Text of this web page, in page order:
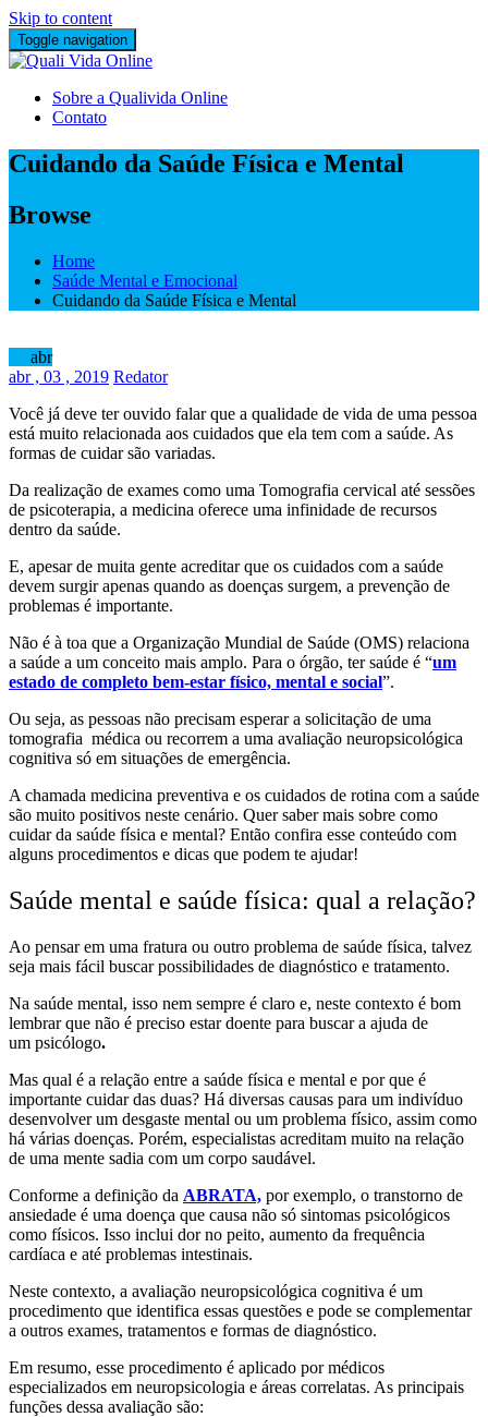
Skip to content
Toggle navigation
Sobre a Qualivida Online
Contato
Cuidando da Saúde Física e Mental
Browse
Home
Saúde Mental e Emocional
Cuidando da Saúde Física e Mental
abr
abr, 03 , 2019 Redator
Você já deve ter ouvido falar que a qualidade de vida de uma pessoa
está muito relacionada aos cuidados que ela tem com a saúde. As
formas de cuidar são variadas.
Da realização de exames como uma Tomografia cervical até sessões
de psicoterapia, a medicina oferece uma infinidade de recursos
dentro da saúde.
E, apesar de muita gente acreditar que os cuidados com a saúde
devem surgir apenas quando as doenças surgem, a prevenção de
problemas é importante.
Não é à toa que a Organização Mundial de Saúde (OMS) relaciona
a saúde a um conceito mais amplo. Para o órgão, ter saúde é “um
estado de completo bem-estar físico, mental e social”.
Ou seja, as pessoas não precisam esperar a solicitação de uma
tomografia médica ou recorrem a uma avaliação neuropsicológica
cognitiva só em situações de emergência.
A chamada medicina preventiva e os cuidados de rotina com a saúde
são muito positivos neste cenário. Quer saber mais sobre como
cuidar da saúde física e mental? Então confira esse conteúdo com
alguns procedimentos e dicas que podem te ajudar!
Saúde mental e saúde física: qual a relação?
Ao pensar em uma fratura ou outro problema de saúde física, talvez
seja mais fácil buscar possibilidades de diagnóstico e tratamento.
Na saúde mental, isso nem sempre é claro e, neste contexto é bom
lembrar que não é preciso estar doente para buscar a ajuda de
um psicólogo.
Mas qual é a relação entre a saúde física e mental e por que é
importante cuidar das duas? Há diversas causas para um indivíduo
desenvolver um desgaste mental ou um problema físico, assim como
há várias doenças. Porém, especialistas acreditam muito na relação
de uma mente sadia com um corpo saudável.
Conforme a definição da ABRATA, por exemplo, o transtorno de
ansiedade é uma doença que causa não só sintomas psicológicos
como físicos. Isso inclui dor no peito, aumento da frequência
cardíaca e até problemas intestinais.
Neste contexto, a avaliação neuropsicológica cognitiva é um
procedimento que identifica essas questões e pode se complementar
a outros exames, tratamentos e formas de diagnóstico.
Em resumo, esse procedimento é aplicado por médicos
especializados em neuropsicologia e áreas correlatas. As principais
funções dessa avaliação são: